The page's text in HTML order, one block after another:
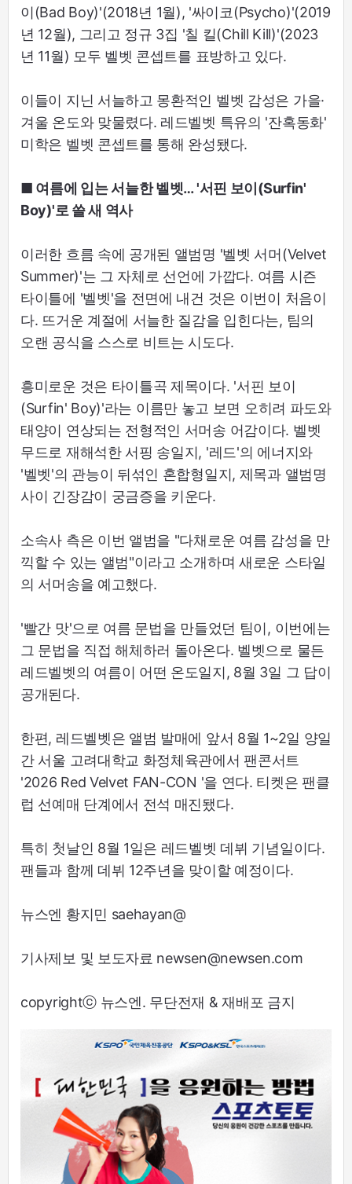
이(Bad Boy)'(2018년 1월), '싸이코(Psycho)'(2019
년 12월), 그리고 정규 3집 '칠 킬(Chill Kill)'(2023
년 11월) 모두 벨벳 콘셉트를 표방하고 있다.
이들이 지닌 서늘하고 몽환적인 벨벳 감성은 가을·
겨울 온도와 맞물렸다. 레드벨벳 특유의 '잔혹동화'
미학은 벨벳 콘셉트를 통해 완성됐다.
■ 여름에 입는 서늘한 벨벳… '서핀 보이(Surfin'
Boy)'로 쓸 새 역사
이러한 흐름 속에 공개된 앨범명 '벨벳 서머(Velvet
Summer)'는 그 자체로 선언에 가깝다. 여름 시즌
타이틀에 '벨벳'을 전면에 내건 것은 이번이 처음이
다. 뜨거운 계절에 서늘한 질감을 입힌다는, 팀의
오랜 공식을 스스로 비트는 시도다.
흥미로운 것은 타이틀곡 제목이다. '서핀 보이
(Surfin' Boy)'라는 이름만 놓고 보면 오히려 파도와
태양이 연상되는 전형적인 서머송 어감이다. 벨벳
무드로 재해석한 서핑 송일지, '레드'의 에너지와
'벨벳'의 관능이 뒤섞인 혼합형일지, 제목과 앨범명
사이 긴장감이 궁금증을 키운다.
소속사 측은 이번 앨범을 "다채로운 여름 감성을 만
끽할 수 있는 앨범"이라고 소개하며 새로운 스타일
의 서머송을 예고했다.
'빨간 맛'으로 여름 문법을 만들었던 팀이, 이번에는
그 문법을 직접 해체하러 돌아온다. 벨벳으로 물든
레드벨벳의 여름이 어떤 온도일지, 8월 3일 그 답이
공개된다.
한편, 레드벨벳은 앨범 발매에 앞서 8월 1~2일 양일
간 서울 고려대학교 화정체육관에서 팬콘서트
'2026 Red Velvet FAN-CON '을 연다. 티켓은 팬클
럽 선예매 단계에서 전석 매진됐다.
특히 첫날인 8월 1일은 레드벨벳 데뷔 기념일이다.
팬들과 함께 데뷔 12주년을 맞이할 예정이다.
뉴스엔 황지민 saehayan@
기사제보 및 보도자료 newsen@newsen.com
copyrightⓒ 뉴스엔. 무단전재 & 재배포 금지